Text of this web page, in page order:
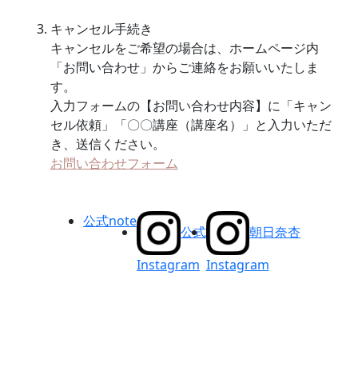
キャンセル手続き
キャンセルをご希望の場合は、ホームページ内
「お問い合わせ」からご連絡をお願いいたしま
す。
入力フォームの【お問い合わせ内容】に「キャン
セル依頼」「〇〇講座（講座名）」と入力いただ
き、送信ください。
お問い合わせフォーム
公式note
公式
Instagram
朝日奈杏
Instagram